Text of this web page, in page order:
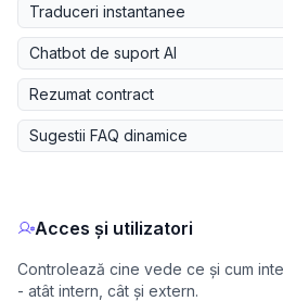
Traduceri instantanee
Chatbot de suport AI
Rezumat contract
Sugestii FAQ dinamice
Acces și utilizatori
Controlează cine vede ce și cum
- atât intern, cât și extern.